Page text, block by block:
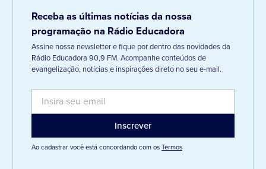
Receba as últimas notícias da nossa
programação na Rádio Educadora
Assine nossa newsletter e fique por dentro das novidades da
Rádio Educadora 90,9 FM. Acompanhe conteúdos de
evangelização, notícias e inspirações direto no seu e-mail.
Ao cadastrar você está concordando com osTermos